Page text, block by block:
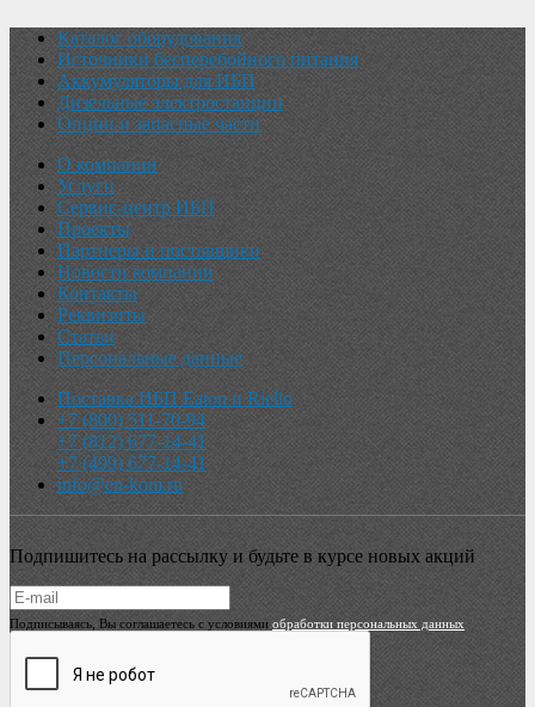
Каталог оборудования
Источники бесперебойного питания
Аккумуляторы для ИБП
Дизельные электростанции
Опции и запасные части
О компании
Услуги
Сервис-центр ИБП
Проекты
Партнеры и поставщики
Новости компании
Контакты
Реквизиты
Статьи
Персональные данные
Поставка ИБП Eaton и Riello
+7 (800) 511-70-94
+7 (812) 677-14-41
+7 (499) 677-14-41
info@en-kom.ru
Подпишитесь на рассылку и будьте в курсе новых акций
Подписываясь, Вы соглашаетесь с условиями обработки персональных данных